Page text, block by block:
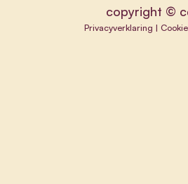
copyright ©
Privacyverklaring |